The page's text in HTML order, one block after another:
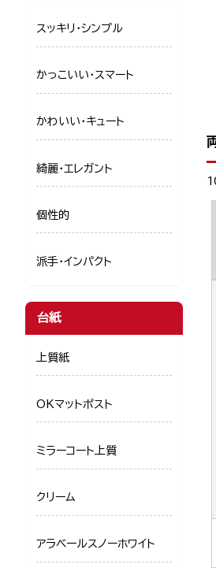
スッキリ・シンプル
かっこいい・スマート
かわいい・キュート
綺麗・エレガント
個性的
派手・インパクト
台紙
上質紙
OKマットポスト
ミラーコート上質
クリーム
アラベールスノーホワイト